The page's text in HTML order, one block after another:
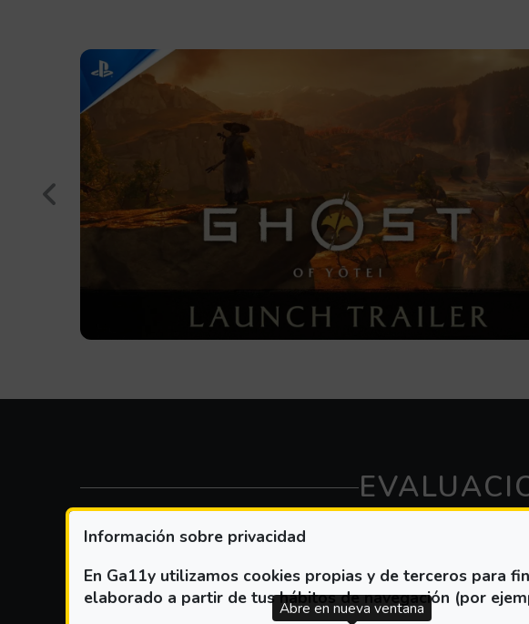
Información sobre privacidad
En Ga11y utilizamos cookies propias y de terceros para
elaborado a partir de tus hábitos de navegación (por
Abre en nueva ventana
Retroceder
PLATAFORMA